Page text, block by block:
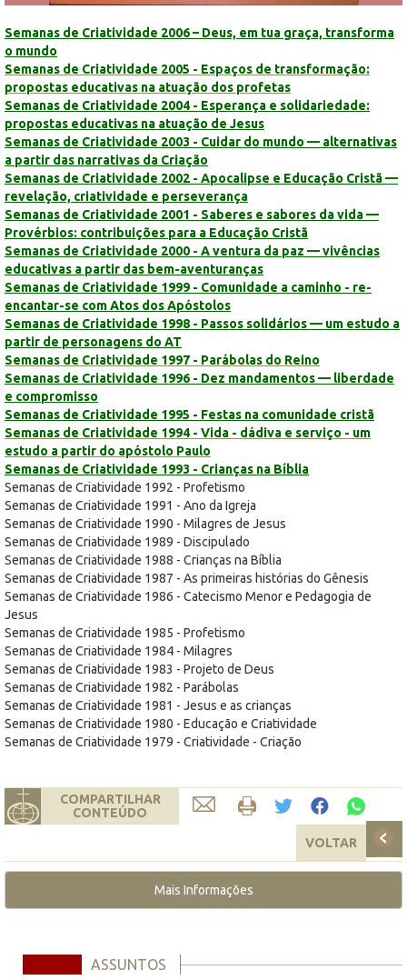
Semanas de Criatividade 2006 – Deus, em tua graça, transforma
o mundo
Semanas de Criatividade 2005 - Espaços de transformação:
propostas educativas na atuação dos profetas
Semanas de Criatividade 2004 - Esperança e solidariedade:
propostas educativas na atuação de Jesus
Semanas de Criatividade 2003 - Cuidar do mundo — alternativas
a partir das narrativas da Criação
Semanas de Criatividade 2002 - Apocalipse e Educação Cristã —
revelação, criatividade e perseverança
Semanas de Criatividade 2001 - Saberes e sabores da vida —
Provérbios: contribuições para a Educação Cristã
Semanas de Criatividade 2000 - A ventura da paz — vivências
educativas a partir das bem-aventuranças
Semanas de Criatividade 1999 - Comunidade a caminho - re-
encantar-se com Atos dos Apóstolos
Semanas de Criatividade 1998 - Passos solidários — um estudo a
partir de personagens do AT
Semanas de Criatividade 1997 - Parábolas do Reino
Semanas de Criatividade 1996 - Dez mandamentos — liberdade
e compromisso
Semanas de Criatividade 1995 - Festas na comunidade cristã
Semanas de Criatividade 1994 - Vida - dádiva e serviço - um
estudo a partir do apóstolo Paulo
Semanas de Criatividade 1993 - Crianças na Bíblia
Semanas de Criatividade 1992 - Profetismo
Semanas de Criatividade 1991 - Ano da Igreja
Semanas de Criatividade 1990 - Milagres de Jesus
Semanas de Criatividade 1989 - Discipulado
Semanas de Criatividade 1988 - Crianças na Bíblia
Semanas de Criatividade 1987 - As primeiras histórias do Gênesis
Semanas de Criatividade 1986 - Catecismo Menor e Pedagogia de
Jesus
Semanas de Criatividade 1985 - Profetismo
Semanas de Criatividade 1984 - Milagres
Semanas de Criatividade 1983 - Projeto de Deus
Semanas de Criatividade 1982 - Parábolas
Semanas de Criatividade 1981 - Jesus e as crianças
Semanas de Criatividade 1980 - Educação e Criatividade
Semanas de Criatividade 1979 - Criatividade - Criação
COMPARTILHAR
CONTEÚDO
VOLTAR
Mais Informações
ASSUNTOS